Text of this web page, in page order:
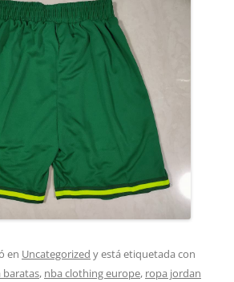
en Uncategorized y está etiquetada con
baratas, nba clothing europe, ropa jordan